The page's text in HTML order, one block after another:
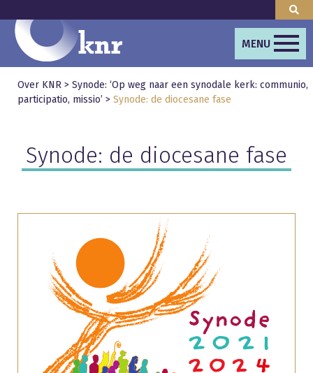
MENU
Over KNR > Synode: ‘Op weg naar een synodale kerk: communio,
participatio, missio’ > Synode: de diocesane fase
Synode: de diocesane fase